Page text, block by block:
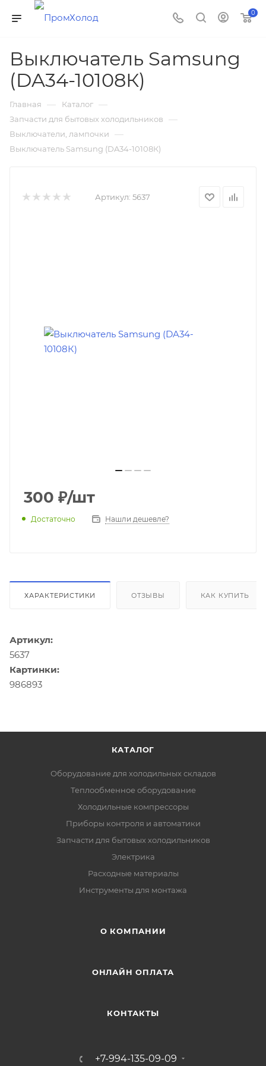
0
Выключатель Samsung
(DA34-10108К)
Главная — Каталог —
Запчасти для бытовых холодильников —
Выключатели, лампочки —
Выключатель Samsung (DA34-10108К)
Артикул: 5637
300 ₽/шт
Достаточно Нашли дешевле?
ХАРАКТЕРИСТИКИ ОТЗЫВЫ КАК КУПИТЬ
Артикул:
5637
Картинки:
986893
КАТАЛОГ
Оборудование для холодильных складов
Теплообменное оборудование
Холодильные компрессоры
Приборы контроля и автоматики
Запчасти для бытовых холодильников
Электрика
Расходные материалы
Инструменты для монтажа
О КОМПАНИИ
ОНЛАЙН ОПЛАТА
КОНТАКТЫ
+7-994-135-09-09